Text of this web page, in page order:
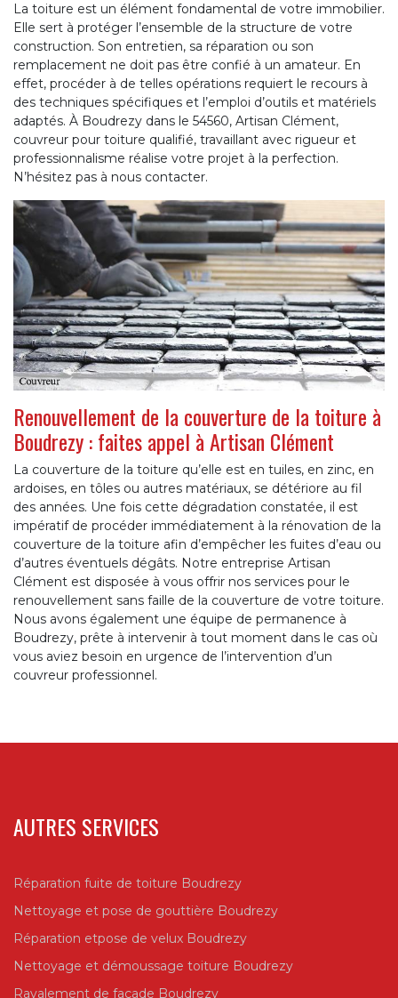
La toiture est un élément fondamental de votre immobilier.
Elle sert à protéger l’ensemble de la structure de votre
construction. Son entretien, sa réparation ou son
remplacement ne doit pas être confié à un amateur. En
effet, procéder à de telles opérations requiert le recours à
des techniques spécifiques et l’emploi d’outils et matériels
adaptés. À Boudrezy dans le 54560, Artisan Clément,
couvreur pour toiture qualifié, travaillant avec rigueur et
professionnalisme réalise votre projet à la perfection.
N’hésitez pas à nous contacter.
Renouvellement de la couverture de la toiture à
Boudrezy : faites appel à Artisan Clément
La couverture de la toiture qu’elle est en tuiles, en zinc, en
ardoises, en tôles ou autres matériaux, se détériore au fil
des années. Une fois cette dégradation constatée, il est
impératif de procéder immédiatement à la rénovation de la
couverture de la toiture afin d’empêcher les fuites d’eau ou
d’autres éventuels dégâts. Notre entreprise Artisan
Clément est disposée à vous offrir nos services pour le
renouvellement sans faille de la couverture de votre toiture.
Nous avons également une équipe de permanence à
Boudrezy, prête à intervenir à tout moment dans le cas où
vous aviez besoin en urgence de l’intervention d’un
couvreur professionnel.
AUTRES SERVICES
Réparation fuite de toiture Boudrezy
Nettoyage et pose de gouttière Boudrezy
Réparation etpose de velux Boudrezy
Nettoyage et démoussage toiture Boudrezy
Ravalement de façade Boudrezy